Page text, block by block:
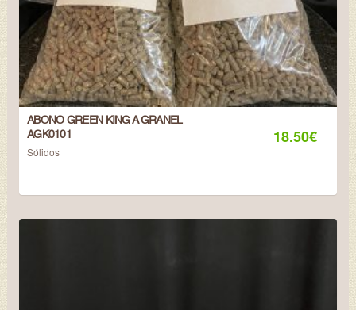
ABONO GREEN KING A GRANEL
AGK0101
Sólidos
18.50€